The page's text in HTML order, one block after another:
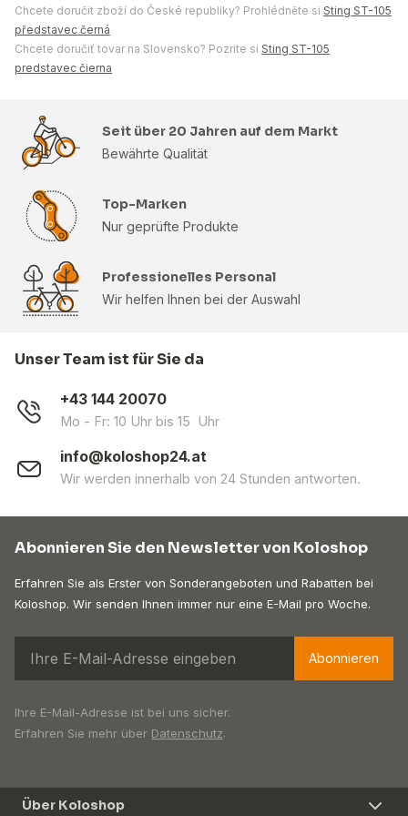
Chcete doručit zboží do České republiky? Prohlédněte si Sting ST-105
představec černá
Chcete doručiť tovar na Slovensko? Pozrite si Sting ST-105
predstavec čierna
Seit über 20 Jahren auf dem Markt
Bewährte Qualität
Top-Marken
Nur geprüfte Produkte
Professionelles Personal
Wir helfen Ihnen bei der Auswahl
Unser Team ist für Sie da
+43 144 20070
Mo - Fr: 10 Uhr bis 15 Uhr
info@koloshop24.at
Wir werden innerhalb von 24 Stunden antworten.
Abonnieren Sie den Newsletter von Koloshop
Erfahren Sie als Erster von Sonderangeboten und Rabatten bei
Koloshop. Wir senden Ihnen immer nur eine E-Mail pro Woche.
Abonnieren
Ihre E-Mail-Adresse ist bei uns sicher.
Erfahren Sie mehr über Datenschutz.
Über Koloshop